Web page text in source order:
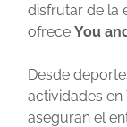
disfrutar de la
ofrece You
Desde
actividades en
aseguran el